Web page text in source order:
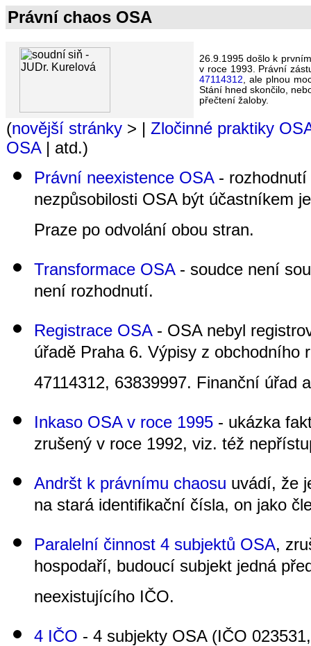
Právní chaos OSA
26.9.1995 došlo k
v roce 1993. Právní
47114312, ale plnou
Stání hned skončilo,
přečtení žaloby.
(novější stránky > | Zločinné praktiky
OSA| atd.)
Právní neexistence OSA- rozhodnutí
nezpůsobilosti OSA být účastníkem
Praze po odvolání obou stran.
Transformace OSA- soudce není
není rozhodnutí.
Registrace OSA- OSA nebyl
úřadě Praha 6. Výpisy z
47114312, 63839997. Finanční úřad
Inkaso OSA v roce 1995 - ukázka
zrušený v roce 1992, viz. též
Andršt k právnímu chaosu uvádí, že
na stará identifikační čísla, on jako
Paralelní činnost 4 subjektů OSA,
hospodaří, budoucí subjekt jedná
neexistujícího IČO.
4 IČO - 4 subjekty OSA (IČO